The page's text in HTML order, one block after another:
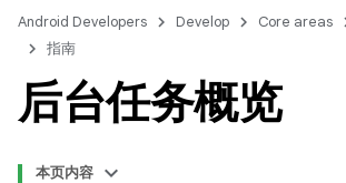
Android Developers Develop Core areas
指南
后台任务概览
本页内容